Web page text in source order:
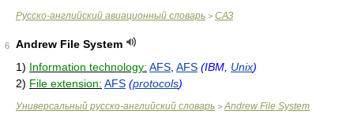
Русско-английский авиационный словарь > САЗ
6
Andrew File System
1) Information technology: AFS AFS (IBM, Unix)
2) File extension: AFS (protocols)
Универсальный русско-английский словарь > Andrew File System